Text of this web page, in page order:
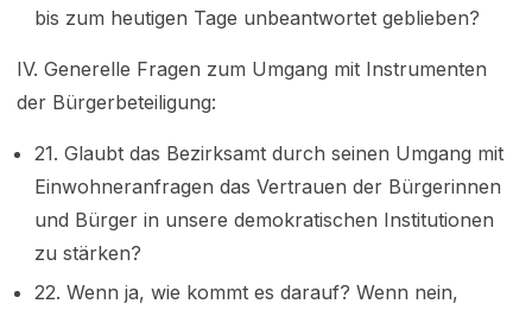
bis zum heutigen Tage unbeantwortet geblieben?
IV. Generelle Fragen zum Umgang mit Instrumenten
der Bürgerbeteiligung:
21. Glaubt das Bezirksamt durch seinen Umgang mit
Einwohneranfragen das Vertrauen der Bürgerinnen
und Bürger in unsere demokratischen Institutionen
zu stärken?
22. Wenn ja, wie kommt es darauf? Wenn nein,